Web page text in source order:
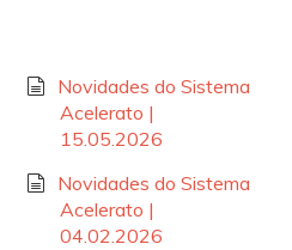
Novidades do Sistema
Acelerato |
15.05.2026
Novidades do Sistema
Acelerato |
04.02.2026